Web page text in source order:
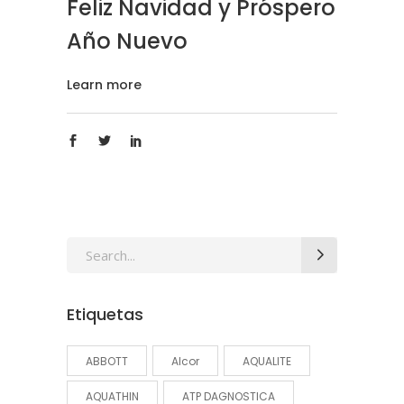
Feliz Navidad y Próspero
Año Nuevo
Learn more
Search
Etiquetas
ABBOTT Alcor AQUALITE
AQUATHIN ATP DAGNOSTICA